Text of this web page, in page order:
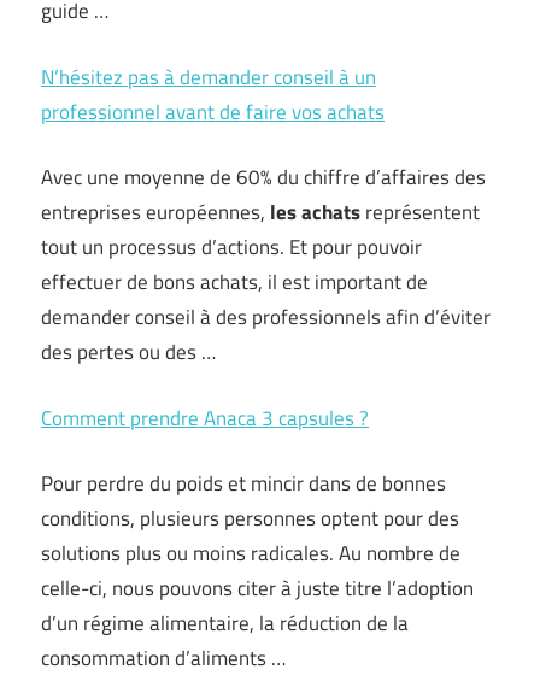
guide …
N’hésitez pas à demander conseil à un
professionnel avant de faire vos achats
Avec une moyenne de 60% du chiffre d’affaires des
entreprises européennes, les achatsreprésentent
tout un processus d’actions. Et pour pouvoir
effectuer de bons achats, il est important de
demander conseil à des professionnels afin d’éviter
des pertes ou des …
Comment prendre Anaca 3 capsules ?
Pour perdre du poids et mincir dans de bonnes
conditions, plusieurs personnes optent pour des
solutions plus ou moins radicales. Au nombre de
celle-ci, nous pouvons citer à juste titre l’adoption
d’un régime alimentaire, la réduction de la
consommation d’aliments …